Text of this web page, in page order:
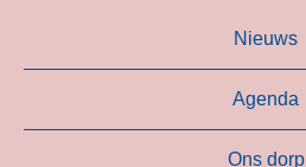
Nieuws
Agenda
Ons dorp